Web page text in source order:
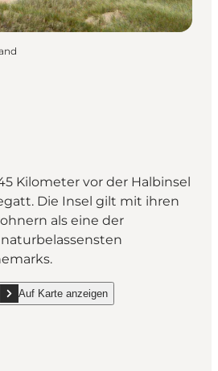
Kilometer vor der Halbinsel
Die Insel gilt mit ihren
als eine der
Auf Karte anzeigen
show Anholt on_map